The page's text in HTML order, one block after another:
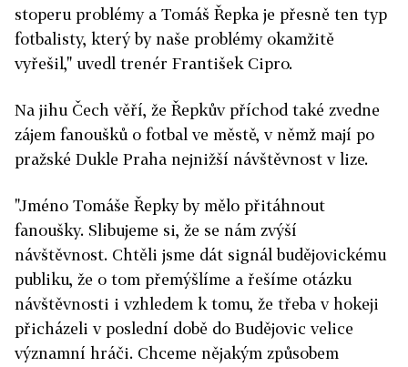
stoperu problémy a Tomáš Řepka je přesně ten typ
fotbalisty, který by naše problémy okamžitě
vyřešil," uvedl trenér František Cipro.
Na jihu Čech věří, že Řepkův příchod také zvedne
zájem fanoušků o fotbal ve městě, v němž mají po
pražské Dukle Praha nejnižší návštěvnost v lize.
"Jméno Tomáše Řepky by mělo přitáhnout
fanoušky. Slibujeme si, že se nám zvýší
návštěvnost. Chtěli jsme dát signál budějovickému
publiku, že o tom přemýšlíme a řešíme otázku
návštěvnosti i vzhledem k tomu, že třeba v hokeji
přicházeli v poslední době do Budějovic velice
významní hráči. Chceme nějakým způsobem